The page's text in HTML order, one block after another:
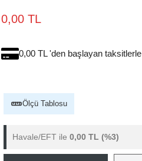
0,00 TL
0,00 TL 'den başlayan taksitlerle
Ölçü Tablosu
Havale/EFT ile 0,00 TL (%3)